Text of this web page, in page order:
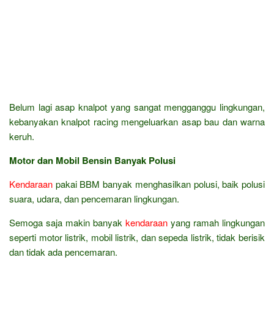
Belum lagi asap knalpot yang sangat mengganggu lingkungan,
kebanyakan knalpot racing mengeluarkan asap bau dan warna
keruh.
Motor dan Mobil Bensin Banyak Polusi
Kendaraan pakai BBM banyak menghasilkan polusi, baik polusi
suara, udara, dan pencemaran lingkungan.
Semoga saja makin banyak kendaraan yang ramah lingkungan
seperti motor listrik, mobil listrik, dan sepeda listrik, tidak berisik
dan tidak ada pencemaran.